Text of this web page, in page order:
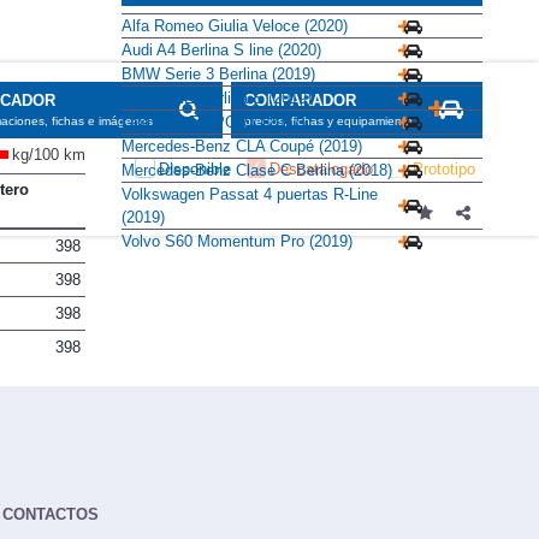
fichas e imágenes
COMPARADOR
precios, fichas y equipamiento
Disponible Descatalogado Prototipo
kg/100 km
398
398
398
398
Alfa Romeo Giulia Veloce (2020)
Audi A4 Berlina S line (2020)
BMW Serie 3 Berlina (2019)
Jaguar XE Berlina S (2019)
Lexus IS F SPORT (2017)
Mercedes-Benz CLA Coupé (2019)
Mercedes-Benz Clase C Berlina (2018)
Volkswagen Passat 4 puertas R-Line
(2019)
Volvo S60 Momentum Pro (2019)
CONTACTOS